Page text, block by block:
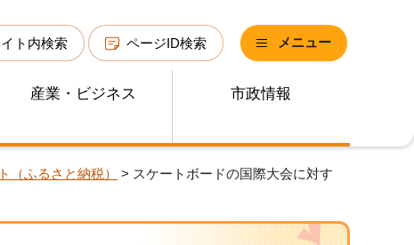
ト内検索 ページID検索 メニュー
産業・ビジネス 市政情報
（ふるさと納税）
> スケートボードの国際大会に対す